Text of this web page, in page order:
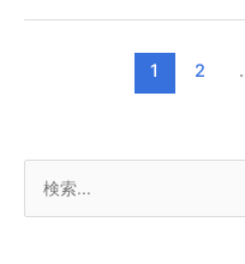
Minisforum
1 2